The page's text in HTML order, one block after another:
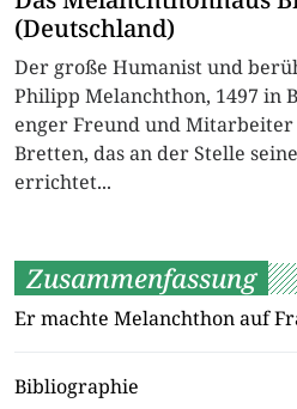
(Deutschland)
Der große Humanist und
Philipp Melanchthon, 1497 in
enger Freund und
Bretten, das an der Stelle
errichtet...
Zusammenfassung
Er machte Melanchthon auf
Bibliographie